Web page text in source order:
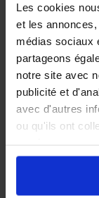
Les cookies
et les
médias sociaux
partageons
notre site avec
publicité et
avec d'autres
ou qu'ils ont
Les
plafonds
Les
plafonds.
Ces rongeurs
dans une
dommages
remédier dès les
les éliminer, la
dératiseurs
renseigner sur
vous envoyer un